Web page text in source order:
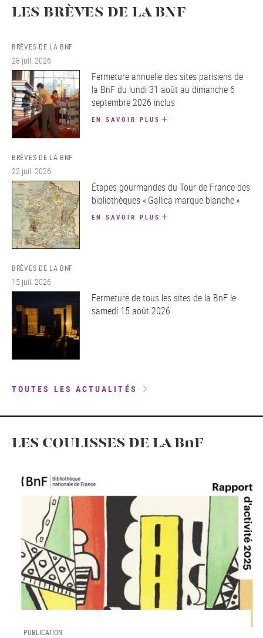
LES BRÈVES DE LA BNF
BRÈVES DE LA BNF
28 juil. 2026
Fermeture annuelle des sites parisiens de
la BnF du lundi 31 août au dimanche 6
septembre 2026 inclus
EN SAVOIR PLUS
BRÈVES DE LA BNF
22 juil. 2026
Étapes gourmandes du Tour de France des
bibliothèques « Gallica marque blanche »
EN SAVOIR PLUS
BRÈVES DE LA BNF
15 juil. 2026
Fermeture de tous les sites de la BnF le
samedi 15 août 2026
TOUTES LES ACTUALITÉS
LES COULISSES DE LA BnF
PUBLICATION